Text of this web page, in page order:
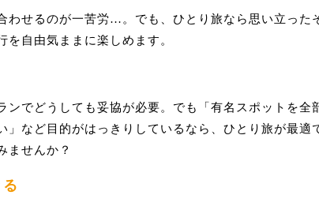
わせるのが一苦労…。でも、ひとり旅なら思い立った
自由気ままに楽しめます。
ンでどうしても妥協が必要。でも「有名スポットを全
」など目的がはっきりしているなら、ひとり旅が最適
ませんか？